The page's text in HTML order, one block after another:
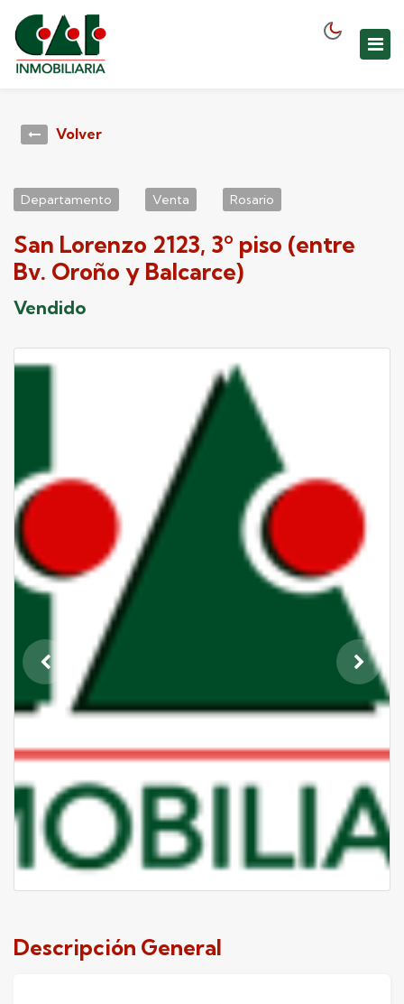
Volver
Departamento Venta Rosario
San Lorenzo 2123, 3º piso (entre
Bv. Oroño y Balcarce)
Vendido
Descripción General